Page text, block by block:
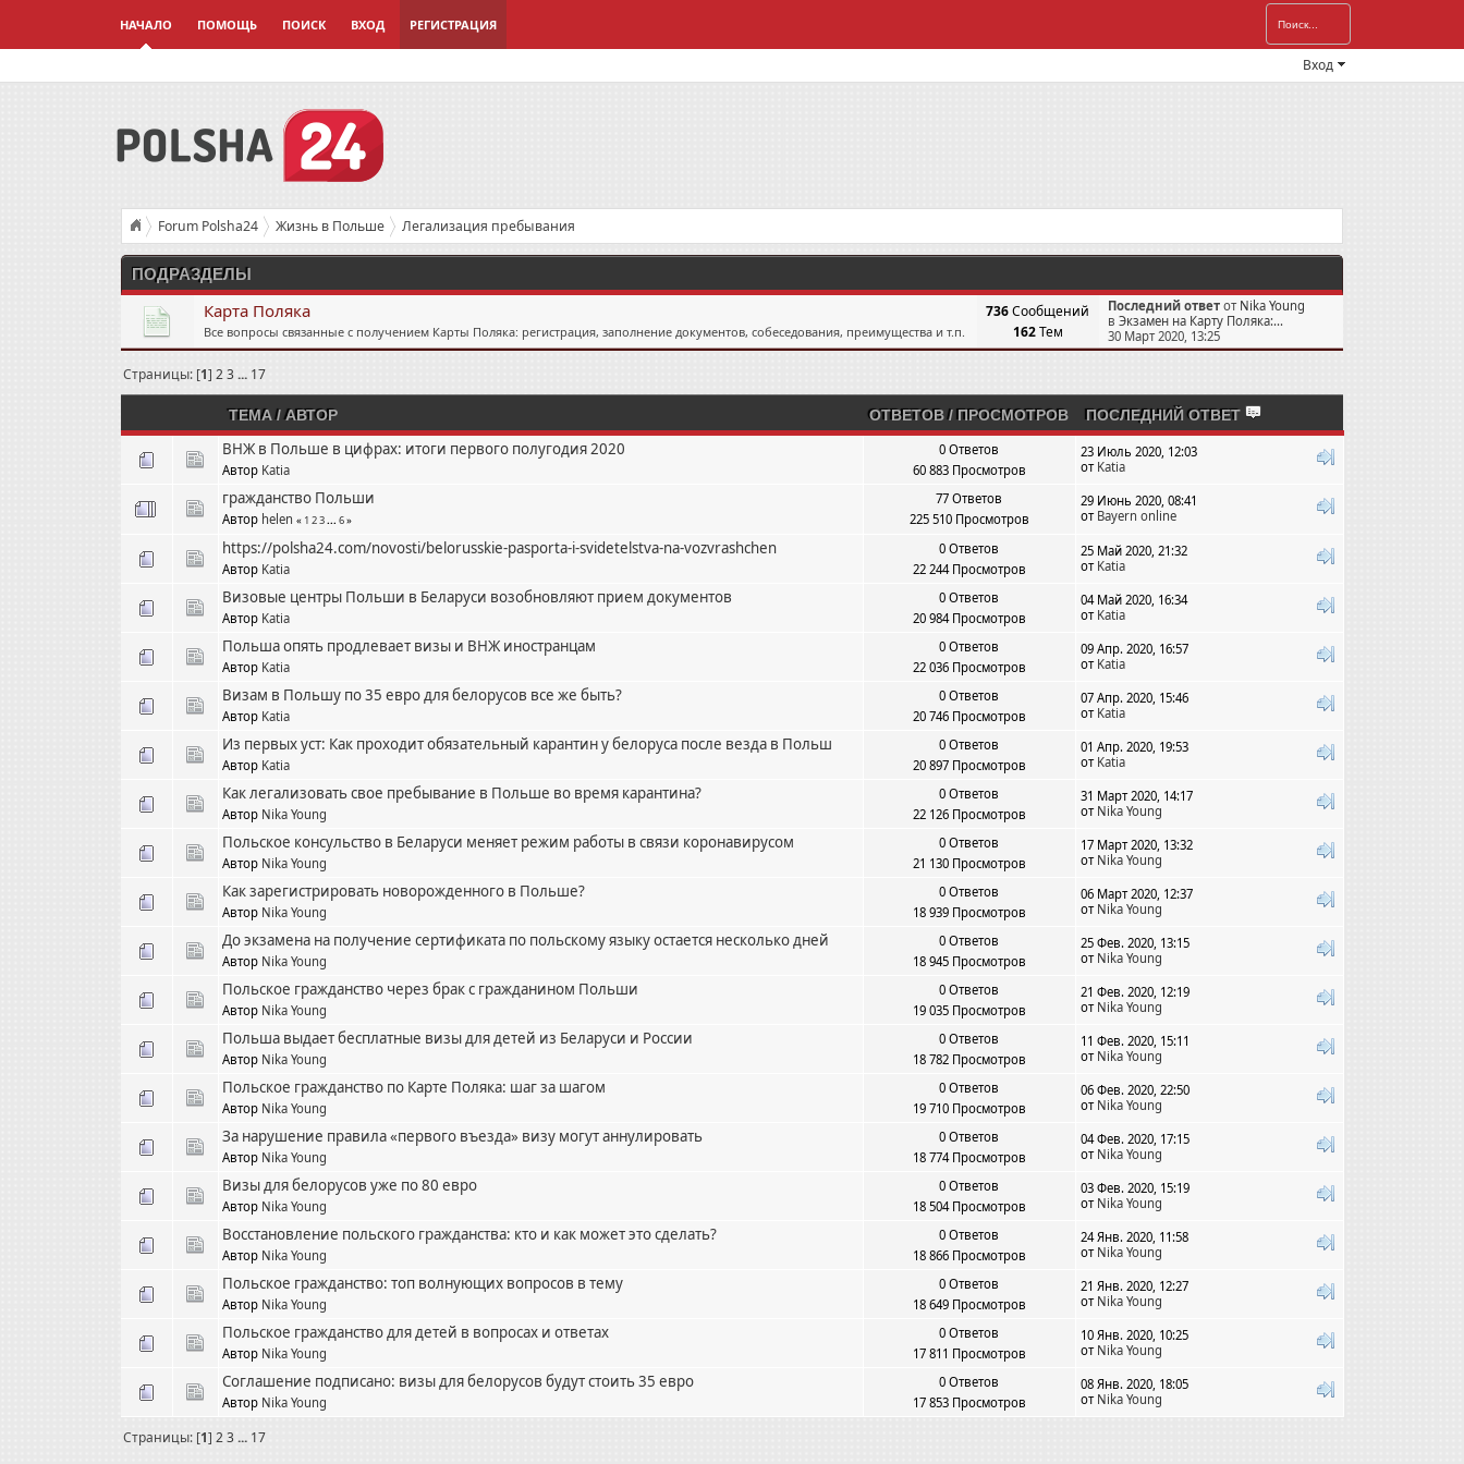
НАЧАЛО ПОМОЩЬ ПОИСК ВХОД РЕГИСТРАЦИЯ
Вход
Forum Polsha24 Жизнь в Польше Легализация пребывания
ПОДРАЗДЕЛЫ
Карта Поляка
Все вопросы связанные с получением Карты Поляка: регистрация, заполнение документов, собеседования, преимущества и т.п.
736Сообщений
162Тем
Последний ответот Nika Young
в Экзамен на Карту Поляка:...
30 Март 2020, 13:25
Страницы: [1]23... 17
ТЕМА/АВТОР ОТВЕТОВ/ ПРОСМОТРОВ ПОСЛЕДНИЙ ОТВЕТ
ВНЖ в Польше в цифрах: итоги первого полугодия 2020
Автор Katia
0 Ответов
60 883 Просмотров
23 Июль 2020, 12:03
от Katia
гражданство Польши
Автор helen « 1 23... 6»
77 Ответов
225 510 Просмотров
29 Июнь 2020, 08:41
от Bayern online
https://polsha24.com/novosti/belorusskie-pasporta-i-svidetelstva-na-vozvrashchen
Автор Katia
0 Ответов
22 244 Просмотров
25 Май 2020, 21:32
от Katia
Визовые центры Польши в Беларуси возобновляют прием документов
Автор Katia
0 Ответов
20 984 Просмотров
04 Май 2020, 16:34
от Katia
Польша опять продлевает визы и ВНЖ иностранцам
Автор Katia
0 Ответов
22 036 Просмотров
09 Апр. 2020, 16:57
от Katia
Визам в Польшу по 35 евро для белорусов все же быть?
Автор Katia
0 Ответов
20 746 Просмотров
07 Апр. 2020, 15:46
от Katia
Из первых уст: Как проходит обязательный карантин у белоруса после везда в Польш
Автор Katia
0 Ответов
20 897 Просмотров
01 Апр. 2020, 19:53
от Katia
Как легализовать свое пребывание в Польше во время карантина?
Автор Nika Young
0 Ответов
22 126 Просмотров
31 Март 2020, 14:17
от Nika Young
Польское консульство в Беларуси меняет режим работы в связи коронавирусом
Автор Nika Young
0 Ответов
21 130 Просмотров
17 Март 2020, 13:32
от Nika Young
Как зарегистрировать новорожденного в Польше?
Автор Nika Young
0 Ответов
18 939 Просмотров
06 Март 2020, 12:37
от Nika Young
До экзамена на получение сертификата по польскому языку остается несколько дней
Автор Nika Young
0 Ответов
18 945 Просмотров
25 Фев. 2020, 13:15
от Nika Young
Польское гражданство через брак с гражданином Польши
Автор Nika Young
0 Ответов
19 035 Просмотров
21 Фев. 2020, 12:19
от Nika Young
Польша выдает бесплатные визы для детей из Беларуси и России
Автор Nika Young
0 Ответов
18 782 Просмотров
11 Фев. 2020, 15:11
от Nika Young
Польское гражданство по Карте Поляка: шаг за шагом
Автор Nika Young
0 Ответов
19 710 Просмотров
06 Фев. 2020, 22:50
от Nika Young
За нарушение правила «первого въезда» визу могут аннулировать
Автор Nika Young
0 Ответов
18 774 Просмотров
04 Фев. 2020, 17:15
от Nika Young
Визы для белорусов уже по 80 евро
Автор Nika Young
0 Ответов
18 504 Просмотров
03 Фев. 2020, 15:19
от Nika Young
Восстановление польского гражданства: кто и как может это сделать?
Автор Nika Young
0 Ответов
18 866 Просмотров
24 Янв. 2020, 11:58
от Nika Young
Польское гражданство: топ волнующих вопросов в тему
Автор Nika Young
0 Ответов
18 649 Просмотров
21 Янв. 2020, 12:27
от Nika Young
Польское гражданство для детей в вопросах и ответах
Автор Nika Young
0 Ответов
17 811 Просмотров
10 Янв. 2020, 10:25
от Nika Young
Соглашение подписано: визы для белорусов будут стоить 35 евро
Автор Nika Young
0 Ответов
17 853 Просмотров
08 Янв. 2020, 18:05
от Nika Young
Страницы: [1]23... 17